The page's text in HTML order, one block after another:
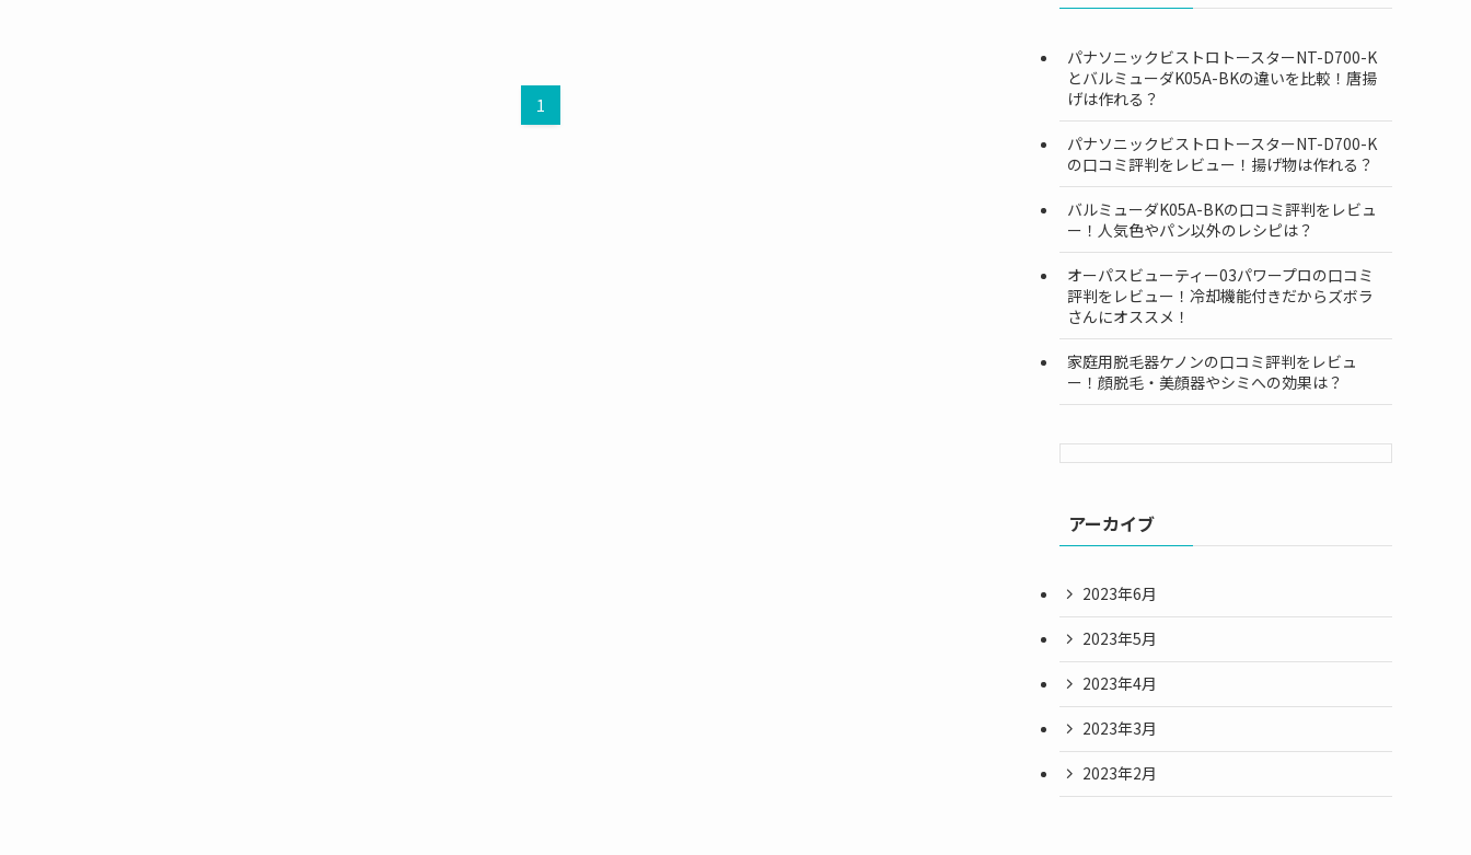
1
パナソニックビストロトースターNT-D700-K
とバルミューダK05A-BKの違いを比較！唐揚
げは作れる？
パナソニックビストロトースターNT-D700-K
の口コミ評判をレビュー！揚げ物は作れる？
バルミューダK05A-BKの口コミ評判をレビュ
ー！人気色やパン以外のレシピは？
オーパスビューティー03パワープロの口コミ
評判をレビュー！冷却機能付きだからズボラ
さんにオススメ！
家庭用脱毛器ケノンの口コミ評判をレビュ
ー！顔脱毛・美顔器やシミへの効果は？
アーカイブ
2023年6月
2023年5月
2023年4月
2023年3月
2023年2月